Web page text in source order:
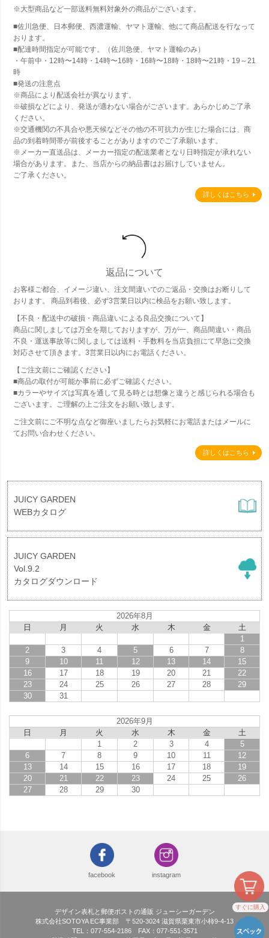
すぐに購入
※大型商品など一部送料無料対象外の商品がございます。
■佐川急便、日本郵便、西濃運輸、ヤマト運輸、他にて商品配送を行なって
おります。
■配達時間指定が可能です。（佐川急便、ヤマト運輸のみ）
・午前中・12時〜14時・14時〜16時・16時〜18時・18時〜21時・19～21
時
■発送の注意点
※商品により配送会社が異なります。
※破損などにより、発送が適わない場合がございます。あらかじめご了承
ください。
※交通機関の不具合や悪天候などその他の不可抗力が生じた場合には、商
品の到着時間帯が前後することがありますのでご了承願います。
※メーカー直送品は、メーカー指定の配送業者となり日時指定が承れない
場合があります。また、当店からの納品書はお届けしていません。
ご了承ください。
詳しくはこちら
返品について
お客様ご都合、イメージ違い、注文間違いでのご返品・交換はお断りして
おります。 商品到着後、必ず3営業日以内に検品をお願い致します。
【不良・配送中の破損・商品違いによる良品交換について】
商品に関しましては万全を期しておりますが、万が一、商品間違い・商品
不良・運送事故等に関しましては送料・手数料を当店負担にて早急に交換
対応させて頂きます。3営業日以内にお電話ください。
【ご注文前にご確認ください】
■商品の取付が可能か事前に必ずご確認ください。
■カラーやサイズは写真を通して見る時とは想像と違うと感じられる場合も
ございます。ご理解の上ご注文をお願い致します。
ご注文前にご不明な点など御座いましたらお気軽にお電話またはメールに
てお問い合わせください。
詳しくはこちら
JUICY GARDEN
WEBカタログ
JUICY GARDEN
Vol.9.2
カタログダウンロード
2026年8月
日
月 火 水 木 金
土
1
2
3 4 5 6 7
8
9
10 11 12 13 14
15
16
17 18 19 20 21
22
23
24 25 26 27 28
29
30
31
2026年9月
日
月 火 水 木 金
土
1
2 3 4
5
6
7 8 9 10 11
12
13
14 15 16 17 18
19
20
21 22 23 24 25
26
27
28 29 30
facebook instagram
デザイン表札と郵便ポストの通販 ジューシーガーデン
株式会社SOTOYA EC事業部 〒520-3024 滋賀県栗東市小柿9-4-13
TEL：077-554-2186 FAX：077-551-3571